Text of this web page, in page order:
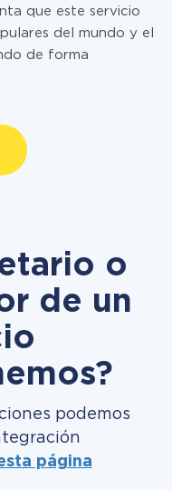
que este servicio
del mundo y el
de forma
o
de un
podemos
página